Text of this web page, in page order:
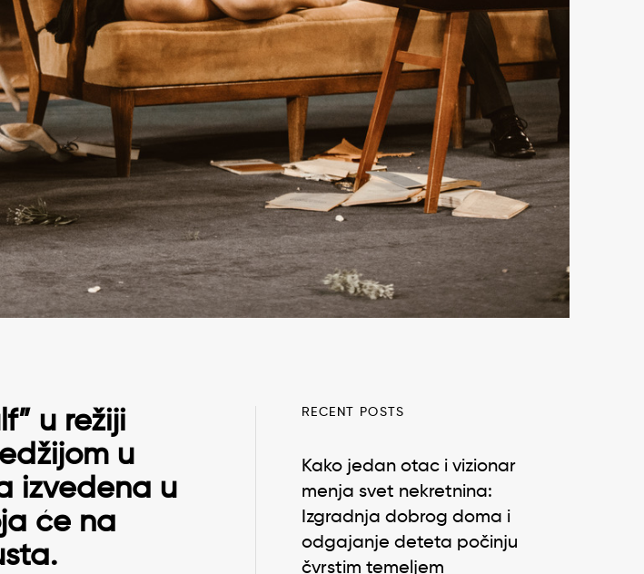
u režiji
u
izvedena u
će na
RECENT POSTS
Kako jedan otac i vizionar
menja svet nekretnina:
Izgradnja dobrog doma i
odgajanje deteta počinju
čvrstim temeljem